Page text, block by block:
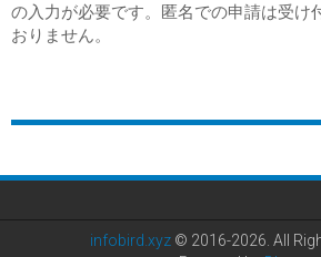
の入力が必要です。匿名での申請は受け
おりません。
infobird.xyz© 2016-2026. All